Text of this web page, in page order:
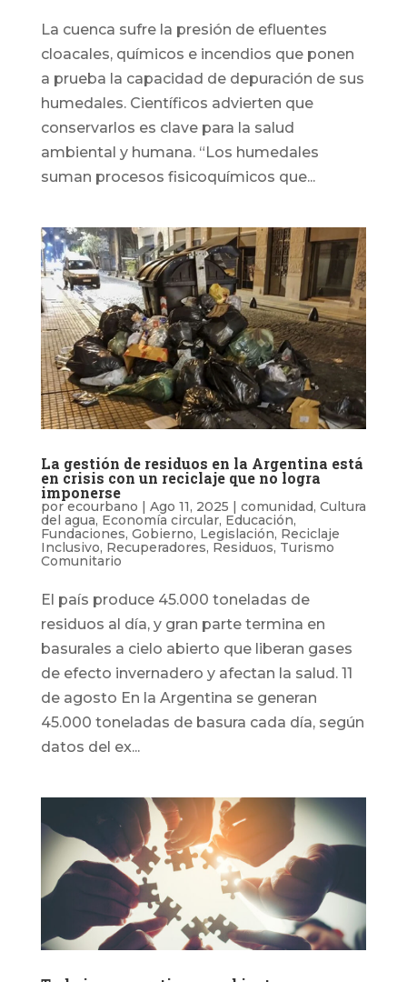
La cuenca sufre la presión de efluentes
cloacales, químicos e incendios que ponen
a prueba la capacidad de depuración de sus
humedales. Científicos advierten que
conservarlos es clave para la salud
ambiental y humana. “Los humedales
suman procesos fisicoquímicos que...
La gestión de residuos en la Argentina está
en crisis con un reciclaje que no logra
imponerse
porecourbano | Ago 11, 2025 | comunidad, Cultura
del agua, Economía circular, Educación,
Fundaciones, Gobierno, Legislación, Reciclaje
Inclusivo, Recuperadores, Residuos, Turismo
Comunitario
El país produce 45.000 toneladas de
residuos al día, y gran parte termina en
basurales a cielo abierto que liberan gases
de efecto invernadero y afectan la salud. 11
de agosto En la Argentina se generan
45.000 toneladas de basura cada día, según
datos del ex...